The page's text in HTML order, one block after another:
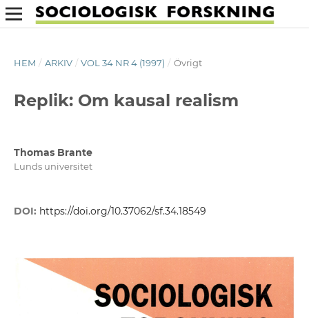
HEM / ARKIV / VOL 34 NR 4 (1997) / Övrigt
Replik: Om kausal realism
Thomas Brante
Lunds universitet
DOI: https://doi.org/10.37062/sf.34.18549